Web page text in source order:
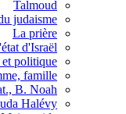
Talmoud
judaisme
La prière
d'Israël
et politique
famille
B. Noah
Halévy